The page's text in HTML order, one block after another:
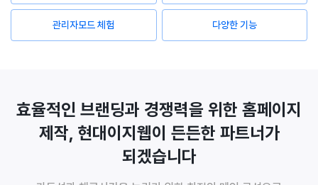
관리자모드 체험 다양한 기능
효율적인 브랜딩과 경쟁력을 위한 홈페이지
제작, 현대이지웹이 든든한 파트너가
되겠습니다